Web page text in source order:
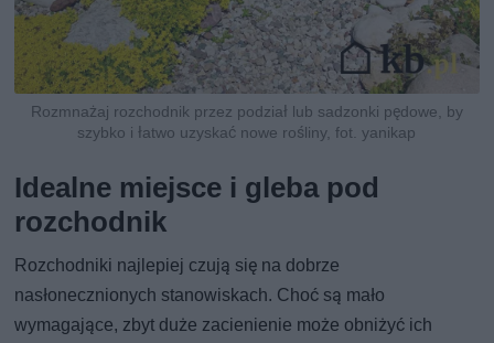
Rozmnażaj rozchodnik przez podział lub sadzonki pędowe, by
szybko i łatwo uzyskać nowe rośliny, fot. yanikap
Idealne miejsce i gleba pod
rozchodnik
Rozchodniki najlepiej czują się na dobrze
nasłonecznionych stanowiskach. Choć są mało
wymagające, zbyt duże zacienienie może obniżyć ich